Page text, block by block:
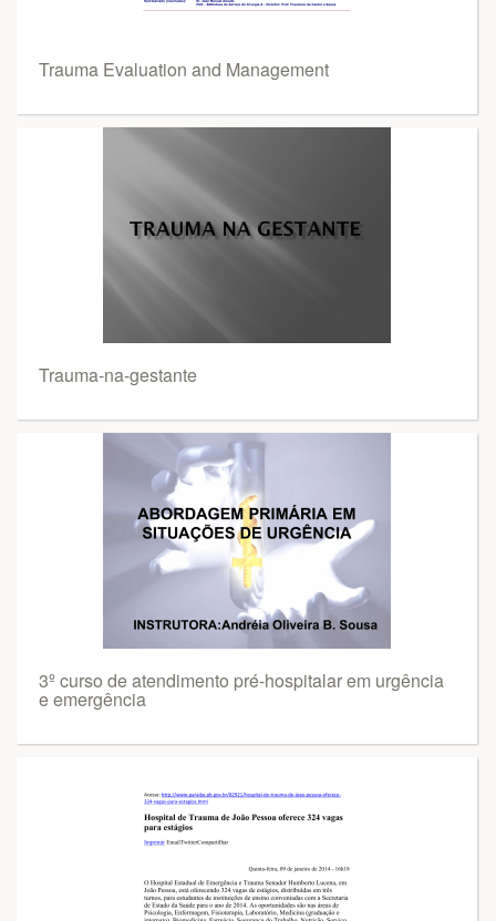
Trauma Evaluation and Management
Trauma-na-gestante
3º curso de atendimento pré-hospitalar em urgência
e emergência